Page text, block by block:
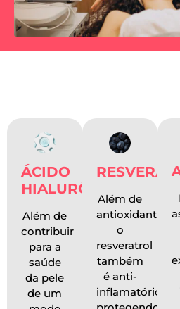
ÁCIDO
HIALURÔNICO
Além de
contribuir
para a
saúde
da pele
de um
Além de
antioxidante
o
resveratrol
também
é anti-
inflamatório,